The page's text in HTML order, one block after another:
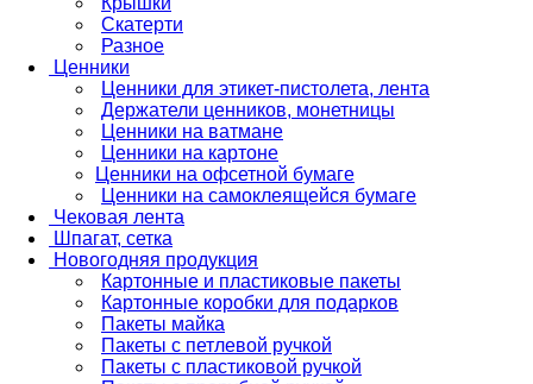
Скатерти
Разное
Ценники
Ценники для этикет-пистолета, лента
Держатели ценников, монетницы
Ценники на ватмане
Ценники на картоне
Ценники на офсетной бумаге
Ценники на самоклеящейся бумаге
Чековая лента
Шпагат, сетка
Новогодняя продукция
Картонные и пластиковые пакеты
Картонные коробки для подарков
Пакеты майка
Пакеты с петлевой ручкой
Пакеты с пластиковой ручкой